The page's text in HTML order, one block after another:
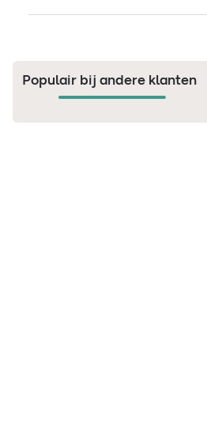
Populair bij andere klanten